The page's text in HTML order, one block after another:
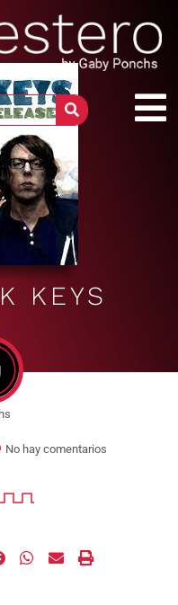
KEYS
No hay comentarios